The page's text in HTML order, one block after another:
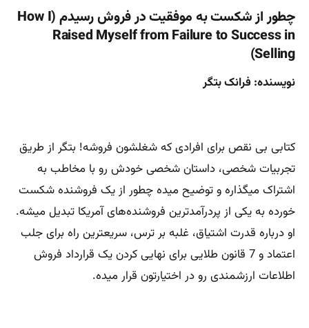
چطور از شکست به موفقیت در فروش رسیدم (How I
Raised Myself from Failure to Success in
Selling)
نویسنده: فرانک بتگر
کتابی بی نقص برای افرادی که شغلشون فروشه! بتگر از طریق
تجربیات شخصی، داستان شخصی خودش رو با مخاطب به
اشتراک میگذاره و توضیح میده چطور از یک فروشنده شکست
خورده به یکی از پردرآمدترین فروشنده‌های آمریکا تبدیل میشه.
او درباره قدرت اشتیاق، غلبه بر ترس، سریعترین راه برای جلب
اعتماد و 7 قانون طلایی برای نهایی کردن یک قرارداد فروش
اطلاعات ارزشمندی رو در اختیارتون قرار میده.